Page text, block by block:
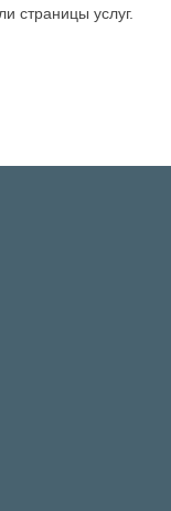
страницы услуг.